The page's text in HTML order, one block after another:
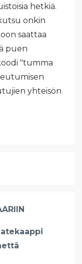
hetkiä.
onkin
saattaa
puen
"tumma
yhteisön